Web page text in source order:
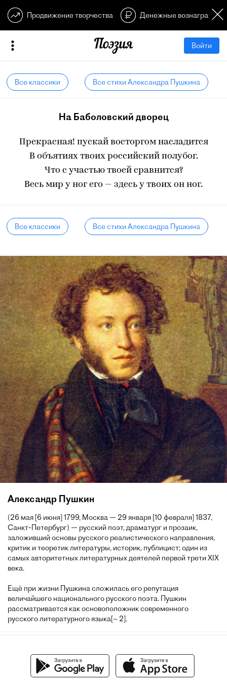
Продвижение творчества Денежные
Войти
Все классики Все стихи Александра Пушкина
На Баболовский дворец
Прекрасная! пускай восторгом насладится
В объятиях твоих российский полубог.
Что с участью твоей сравнится?
Весь мир у ног его — здесь у твоих он ног.
Все классики Все стихи Александра Пушкина
Александр Пушкин
(26 мая [6 июня] 1799, Москва — 29 января [10 февраля] 1837,
Санкт-Петербург) — русский поэт, драматург и прозаик,
заложивший основы русского реалистического направления,
критик и теоретик литературы, историк, публицист; один из
самых авторитетных литературных деятелей первой трети XIX
века.
Ещё при жизни Пушкина сложилась его репутация
величайшего национального русского поэта. Пушкин
рассматривается как основоположник современного
русского литературного языка[~ 2].